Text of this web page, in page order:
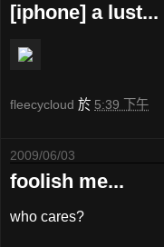
[iphone] a lust...
fleecycloud 於 5:39 下午
2009/06/03
foolish me...
who cares?